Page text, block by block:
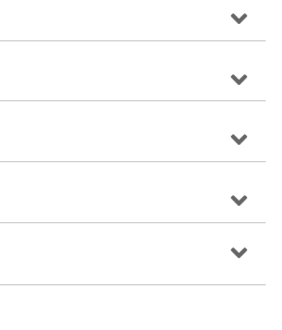
時期的經營治理，如此錯雜的
自我堅守的原則與喜好，而不
面貌，反映了當時大時代的政
鎮發展輪廓，這些特質在台灣
HD2118-民俗風情之美台灣的
稱之民俗廟會，隨著人民的生
相傳，經由地域或環境變遷的
方特色的，台灣民俗歷史文化